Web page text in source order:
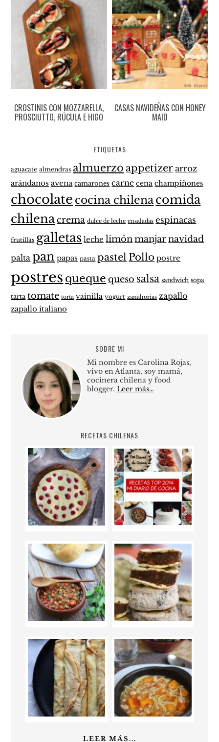
CROSTINIS CON MOZZARELLA,
PROSCIUTTO, RÚCULA E HIGO
CASAS NAVIDEÑAS CON HONEY
MAID
ETIQUETAS
aguacate almendras almuerzo appetizer arroz
arándanos avena camarones carne cena champiñones
chocolate cocina chilenacomida
chilenacrema dulce de leche ensaladas espinacas
frutillas galletas leche limónmanjarnavidad
palta pan papas pasta pastel Pollo postre
postres queque queso salsa sandwich sopa
tarta tomate torta vainilla yogurt zanahorias zapallo
zapallo italiano
SOBRE MI
Mi nombre es Carolina Rojas,
vivo en Atlanta, soy mamá,
cocinera chilena y food
blogger. Leer más…
RECETAS CHILENAS
LEER MÁS...